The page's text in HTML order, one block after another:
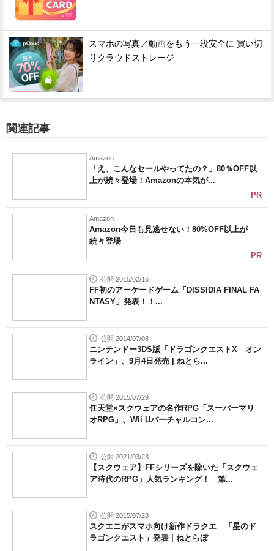
スマホの写真／動画をもう一段安全に 買い切
りクラウドストレージ
関連記事
Amazon
「え、こんなセールやってたの？」80％OFF以
上が続々登場！Amazonの本気が...
PR
Amazon
Amazon今日も見逃せない！80%OFF以上が
続々登場
PR
公開 2015/02/16
FF初のアーケードゲーム「DISSIDIA FINAL FA
NTASY」発表！！...
公開 2014/07/08
ニンテンドー3DS版「ドラゴンクエストX オン
ライン」、9月4日発売 | ねとら...
公開 2015/07/29
任天堂×スクウェアの名作RPG「スーパーマリ
オRPG」、Wii Uバーチャルコン...
公開 2021/03/23
【スクウェア】FFシリーズを除いた「スクウェ
ア時代のRPG」人気ランキング！ 第...
公開 2015/07/23
スクエニがスマホ向け新作ドラクエ 「星のド
ラゴンクエスト」発表 | ねとらぼ